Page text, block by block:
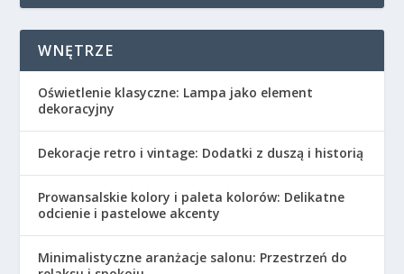
WNĘTRZE
Oświetlenie klasyczne: Lampa jako element
dekoracyjny
Dekoracje retro i vintage: Dodatki z duszą i historią
Prowansalskie kolory i paleta kolorów: Delikatne
odcienie i pastelowe akcenty
Minimalistyczne aranżacje salonu: Przestrzeń do